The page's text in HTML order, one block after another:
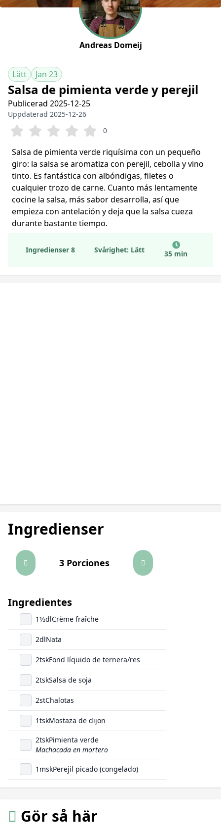
Andreas Domeij
Lätt Jan 23
Salsa de pimienta verde y perejil
Publicerad 2025-12-25
Uppdaterad 2025-12-26
0
Salsa de pimienta verde riquísima con un pequeño
giro: la salsa se aromatiza con perejil, cebolla y vino
tinto. Es fantástica con albóndigas, filetes o
cualquier trozo de carne. Cuanto más lentamente
cocine la salsa, más sabor desarrolla, así que
empieza con antelación y deja que la salsa cueza
durante bastante tiempo.
Ingredienser 8 Svårighet: Lätt 35 min
Ingredienser
3 Porciones
Ingredientes
11/2dlCrème fraîche
2dlNata
2tskFond líquido de ternera/res
2tskSalsa de soja
2stChalotas
1tskMostaza de dijon
2tskPimienta verde
Machacada en mortero
1 mskPerejil picado (congelado)
Gör så här